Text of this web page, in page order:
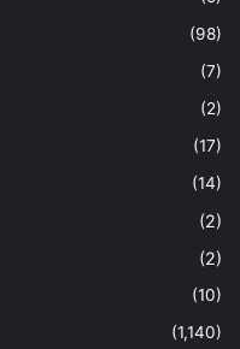
(98)
(7)
(2)
(17)
(14)
(2)
(2)
(10)
(1,140)